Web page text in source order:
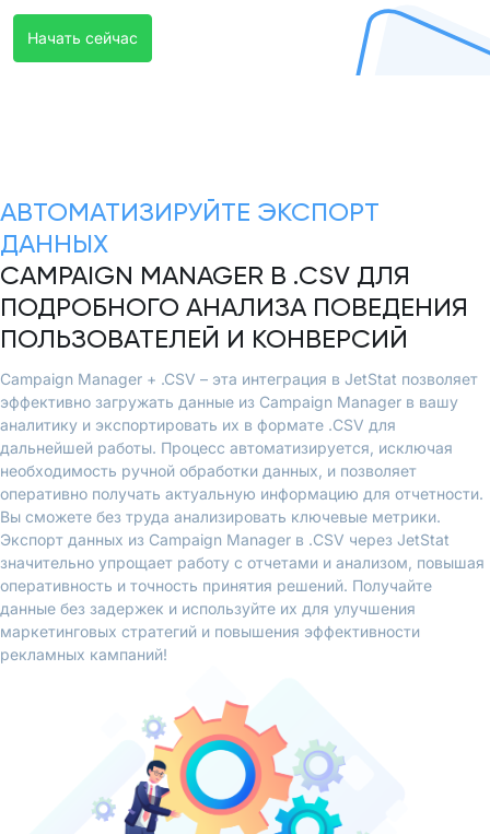
Начать сейчас
АВТОМАТИЗИРУЙТЕ ЭКСПОРТ
ДАННЫХ
CAMPAIGN MANAGER В .CSV ДЛЯ
ПОДРОБНОГО АНАЛИЗА ПОВЕДЕНИЯ
ПОЛЬЗОВАТЕЛЕЙ И КОНВЕРСИЙ
Campaign Manager + .CSV – эта интеграция в JetStat позволяет
эффективно загружать данные из Campaign Manager в вашу
аналитику и экспортировать их в формате .CSV для
дальнейшей работы. Процесс автоматизируется, исключая
необходимость ручной обработки данных, и позволяет
оперативно получать актуальную информацию для отчетности.
Вы сможете без труда анализировать ключевые метрики.
Экспорт данных из Campaign Manager в .CSV через JetStat
значительно упрощает работу с отчетами и анализом, повышая
оперативность и точность принятия решений. Получайте
данные без задержек и используйте их для улучшения
маркетинговых стратегий и повышения эффективности
рекламных кампаний!